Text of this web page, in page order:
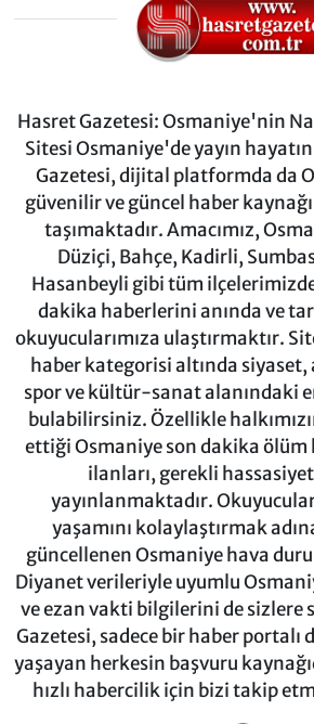
Hasret Gazetesi: Osmaniye'nin
Sitesi Osmaniye'de yayın
Gazetesi, dijital platformda da
güvenilir ve güncel haber
taşımaktadır. Amacımız,
Düziçi, Bahçe, Kadirli,
Hasanbeyli gibi tüm
dakika haberlerini anında ve
okuyucularımıza ulaştırmaktır.
haber kategorisi altında
spor ve kültür-sanat alanındaki
bulabilirsiniz. Özellikle
ettiği Osmaniye son dakika ölüm
ilanları, gerekli
yayınlanmaktadır.
yaşamını kolaylaştırmak
güncellenen Osmaniye hava
Diyanet verileriyle uyumlu
ve ezan vakti bilgilerini de sizlere
Gazetesi, sadece bir haber portalı
yaşayan herkesin başvuru
hızlı habercilik için bizi takip